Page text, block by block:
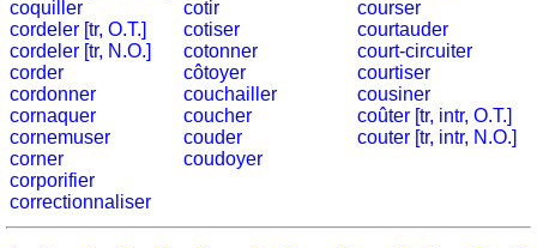
Plus
de
langues
allemand
anglais
espagnol
français
italien
coquiller
cordeler [tr, O.T.]
cordeler [tr, N.O.]
corder
cordonner
cornaquer
cornemuser
corner
corporifier
correctionnaliser
cotir
cotiser
cotonner
côtoyer
couchailler
coucher
couder
coudoyer
courser
courtauder
court-circuiter
courtiser
cousiner
coûter [tr, intr, O.T.]
couter [tr, intr, N.O.]